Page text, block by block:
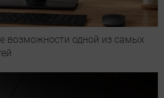
возможности одной из самых